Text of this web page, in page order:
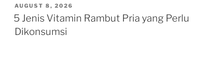
POSTED
ON
AUGUST 8, 2026
5 Jenis Vitamin Rambut Pria yang Perlu
Dikonsumsi